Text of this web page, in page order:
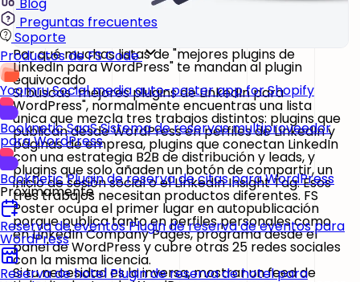
Preguntas frecuentes
Soporte
Productos de FS Code
YoomruSocial media auto-poster app for Shopify
Booknetic SaaSSistema de reservas multiproveedor
para WordPress
BookneticPlugin de reserva de citas para WordPress
Próximamente
Reserva de eventosPlugin de reserva de eventos para
WordPress
Reserva de hotelPlugin de reserva de hotel para
Por qué muchas listas de "mejores plugins de
LinkedIn para WordPress" te mandan al plugin
equivocado
Si buscas "mejores plugins de LinkedIn para
WordPress", normalmente encuentras una lista
única que mezcla tres trabajos distintos: plugins que
publican desde WordPress en perfiles de LinkedIn y
páginas de empresa, plugins que conectan LinkedIn
con una estrategia B2B de distribución y leads, y
plugins que solo añaden un botón de compartir, un
inicio de sesión social o el LinkedIn Insight Tag. Esos
tres trabajos necesitan productos diferentes. FS
Poster ocupa el primer lugar en autopublicación
porque publica tanto en perfiles personales como
en LinkedIn Company Pages, programa desde el
panel de WordPress y cubre otras 25 redes sociales
con la misma licencia.
Si tu necesidad es la inversa, mostrar un feed de